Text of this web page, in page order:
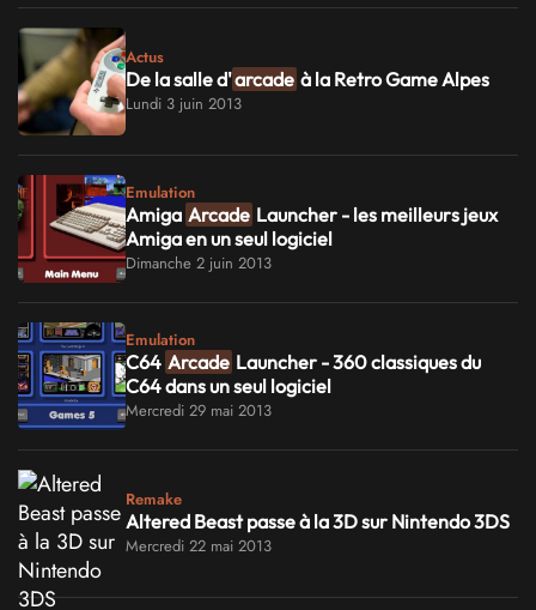
Actus
De la salle d'arcade à la Retro Game Alpes
Lundi 3 juin 2013
Emulation
Amiga Arcade Launcher - les meilleurs jeux
Amiga en un seul logiciel
Dimanche 2 juin 2013
Emulation
C64 Arcade Launcher - 360 classiques du
C64 dans un seul logiciel
Mercredi 29 mai 2013
Remake
Altered Beast passe à la 3D sur Nintendo 3DS
Mercredi 22 mai 2013